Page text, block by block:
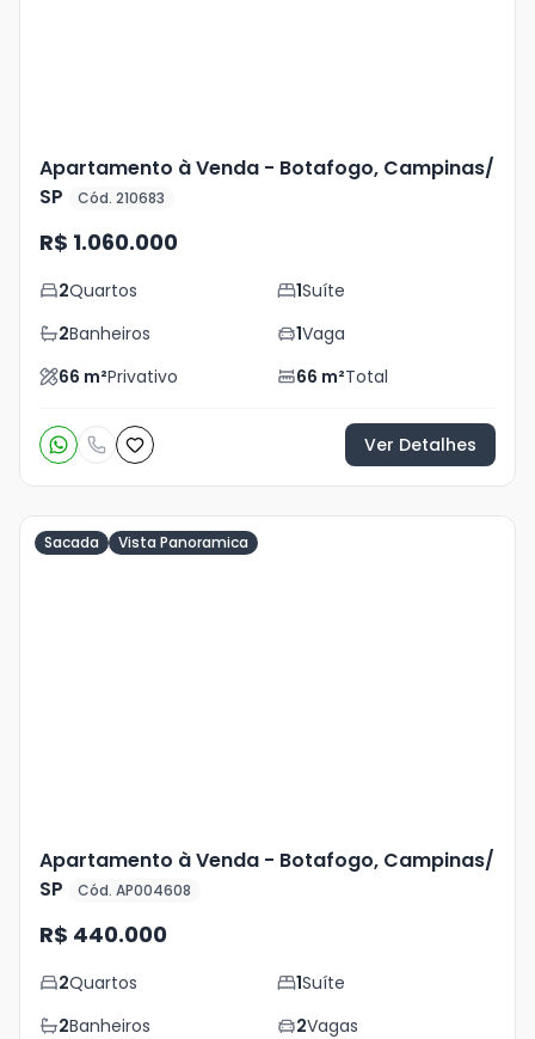
Apartamento à Venda - Botafogo, Campinas/
SP
Cód. 210683
R$ 1.060.000
2Quartos 1Suíte
2Banheiros 1Vaga
66 m²Privativo 66 m²Total
Ver Detalhes
Sacada Vista Panoramica
Apartamento à Venda - Botafogo, Campinas/
SP
Cód. AP004608
R$ 440.000
2Quartos 1Suíte
2Banheiros 2Vagas